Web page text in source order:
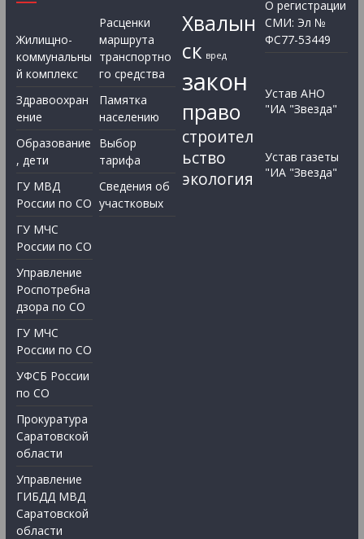
Жилищно-
коммунальны
й комплекс
Здравоохран
ение
Образование
, дети
ГУ МВД
России по СО
ГУ МЧС
России по СО
Управление
Роспотребна
дзора по СО
ГУ МЧС
России по СО
УФСБ России
по СО
Прокуратура
Саратовской
области
Управление
ГИБДД МВД
Саратовской
области
Расценки
маршрута
транспортно
го средства
Памятка
населению
Выбор
тарифа
Сведения об
участковых
Хвалын
ск вред
закон
право
строител
ьство
экология
О регистрации
СМИ: Эл №
ФС77-53449
Устав АНО
"ИА "Звезда"
Устав газеты
"ИА "Звезда"